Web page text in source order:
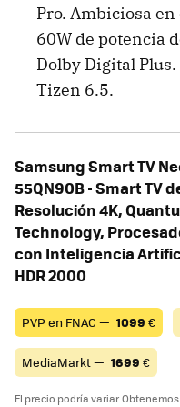
Pro. Ambiciosa
60W de potencia
Dolby Digital
Tizen 6.5.
Samsung Smart TV
55QN90B - Smart TV
Resolución 4K,
Technology,
con Inteligencia
HDR 2000
PVP en FNAC — 1099 €
MediaMarkt — 1699 €
El precio podría variar.